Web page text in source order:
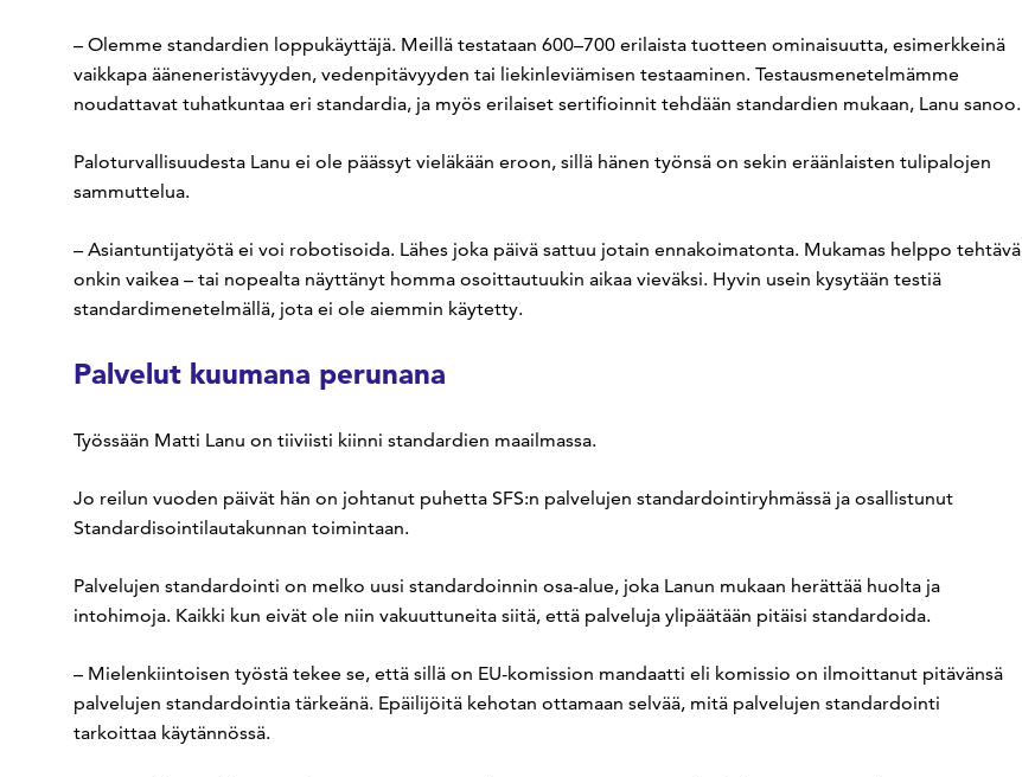
– Olemme standardien loppukäyttäjä. Meillä testataan 600–700 erilaista tuotteen ominaisuutta, esimerkkeinä
vaikkapa ääneneristävyyden, vedenpitävyyden tai liekinleviämisen testaaminen. Testausmenetelmämme
noudattavat tuhatkuntaa eri standardia, ja myös erilaiset sertifioinnit tehdään standardien mukaan, Lanu sanoo.
Paloturvallisuudesta Lanu ei ole päässyt vieläkään eroon, sillä hänen työnsä on sekin eräänlaisten tulipalojen
sammuttelua.
– Asiantuntijatyötä ei voi robotisoida. Lähes joka päivä sattuu jotain ennakoimatonta. Mukamas helppo tehtävä
onkin vaikea – tai nopealta näyttänyt homma osoittautuukin aikaa vieväksi. Hyvin usein kysytään testiä
standardimenetelmällä, jota ei ole aiemmin käytetty.
Palvelut kuumana perunana
Työssään Matti Lanu on tiiviisti kiinni standardien maailmassa.
Jo reilun vuoden päivät hän on johtanut puhetta SFS:n palvelujen standardointiryhmässä ja osallistunut
Standardisointilautakunnan toimintaan.
Palvelujen standardointi on melko uusi standardoinnin osa-alue, joka Lanun mukaan herättää huolta ja
intohimoja. Kaikki kun eivät ole niin vakuuttuneita siitä, että palveluja ylipäätään pitäisi standardoida.
– Mielenkiintoisen työstä tekee se, että sillä on EU-komission mandaatti eli komissio on ilmoittanut pitävänsä
palvelujen standardointia tärkeänä. Epäilijöitä kehotan ottamaan selvää, mitä palvelujen standardointi
tarkoittaa käytännössä.